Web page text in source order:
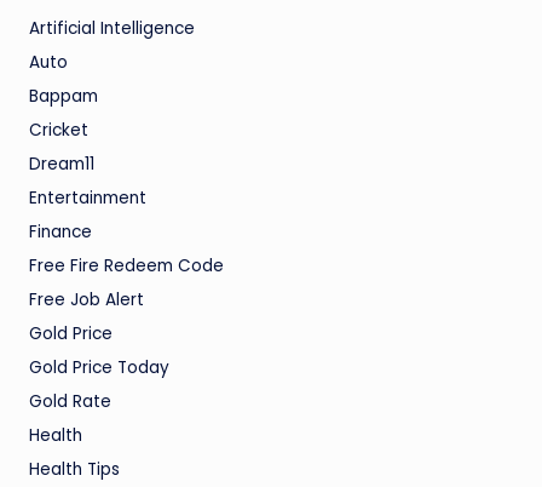
Artificial Intelligence
Auto
Bappam
Cricket
Dream11
Entertainment
Finance
Free Fire Redeem Code
Free Job Alert
Gold Price
Gold Price Today
Gold Rate
Health
Health Tips